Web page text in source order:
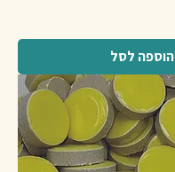
הוספה לסל